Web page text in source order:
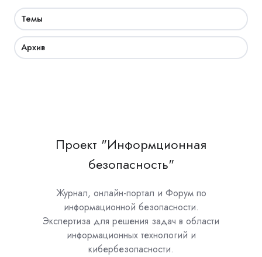
Темы
Архив
Проект "Информционная
безопасность"
Журнал, онлайн-портал и Форум по
информационной безопасности.
Экспертиза для решения задач в области
информационных технологий и
кибербезопасности.